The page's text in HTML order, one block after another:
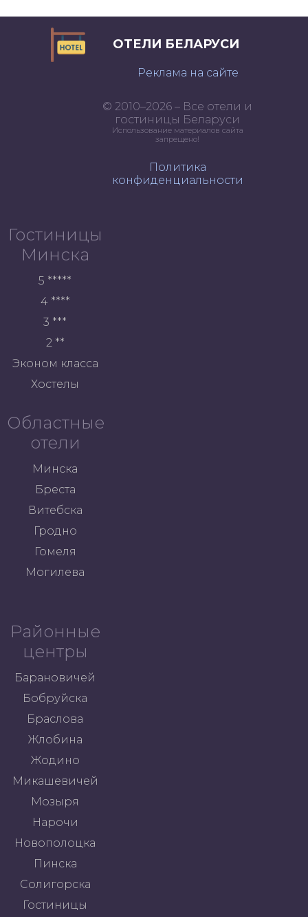
ОТЕЛИ БЕЛАРУСИ
Реклама на сайте
© 2010–2026 – Все отели и
гостиницы Беларуси
Использование материалов сайта
запрещено!
Политика
конфиденциальности
Гостиницы
Минска
5 *****
4 ****
3 ***
2 **
Эконом класса
Хостелы
Областные
отели
Минска
Бреста
Витебска
Гродно
Гомеля
Могилева
Районные
центры
Барановичей
Бобруйска
Браслова
Жлобина
Жодино
Микашевичей
Мозыря
Нарочи
Новополоцка
Пинска
Солигорска
Гостиницы